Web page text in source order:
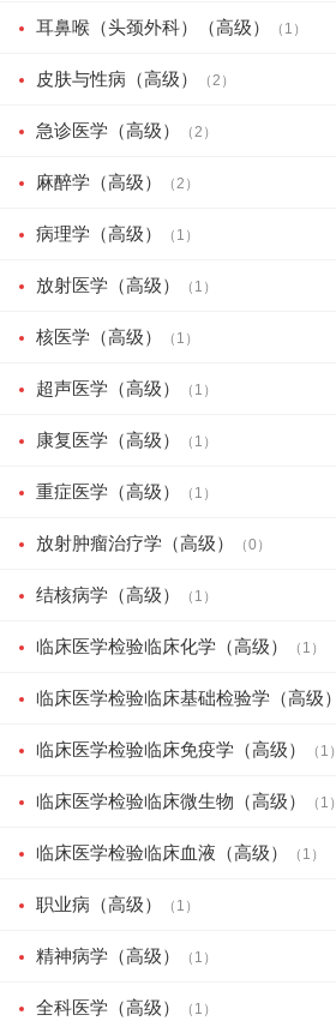
耳鼻喉（头颈外科）（高级） （1）
皮肤与性病（高级） （2）
急诊医学（高级） （2）
麻醉学（高级） （2）
病理学（高级） （1）
放射医学（高级） （1）
核医学（高级） （1）
超声医学（高级） （1）
康复医学（高级） （1）
重症医学（高级） （1）
放射肿瘤治疗学（高级） （0）
结核病学（高级） （1）
临床医学检验临床化学（高级） （1）
临床医学检验临床基础检验学（高级）
临床医学检验临床免疫学（高级） （1）
临床医学检验临床微生物（高级） （1）
临床医学检验临床血液（高级） （1）
职业病（高级） （1）
精神病学（高级） （1）
全科医学（高级） （1）